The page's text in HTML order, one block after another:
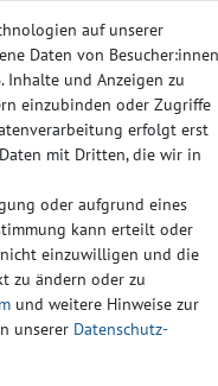
Kontakt
auf unserer
Daten von Besucher:innen
Inhalte und Anzeigen zu
einzubinden oder Zugriffe
erfolgt erst
mit Dritten, die wir in
oder aufgrund eines
kann erteilt oder
nicht einzuwilligen und die
zu ändern oder zu
und weitere Hinweise zur
unserer Daten­schutz­
vorbehalten.
Impressum
Kontakt